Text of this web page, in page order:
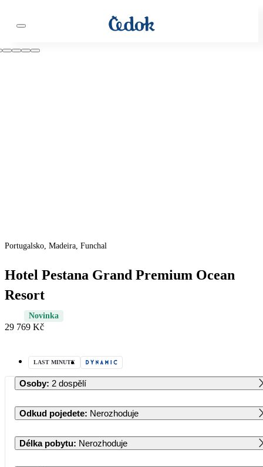
Portugalsko, Madeira, Funchal
Hotel Pestana Grand Premium Ocean
Resort
Novinka
29 769 Kč
LAST MINUTE
Osoby: 2 dospělí
Odkud pojedete: Nerozhoduje
Délka pobytu: Nerozhoduje